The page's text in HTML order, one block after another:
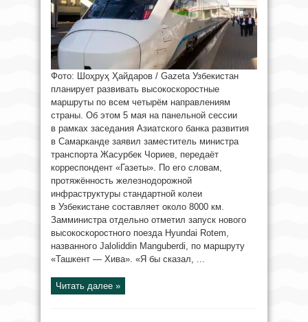
Фото: Шоҳруҳ Ҳайдаров / Gazeta Узбекистан
планирует развивать высокоскоростные
маршруты по всем четырём направлениям
страны. Об этом 5 мая на панельной сессии
в рамках заседания Азиатского банка развития
в Самарканде заявил заместитель министра
транспорта Жасурбек Чориев, передаёт
корреспондент «Газеты». По его словам,
протяжённость железнодорожной
инфраструктуры стандартной колеи
в Узбекистане составляет около 8000 км.
Замминистра отдельно отметил запуск нового
высокоскоростного поезда Hyundai Rotem,
названного Jaloliddin Manguberdi, по маршруту
«Ташкент — Хива». «Я бы сказал, ...
Читать далее »